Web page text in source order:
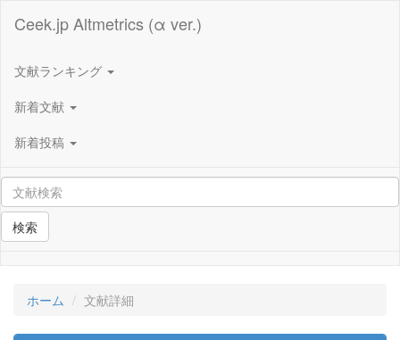
Ceek.jp Altmetrics (α ver.)
文献ランキング
新着文献
新着投稿
検索
ホーム 文献詳細